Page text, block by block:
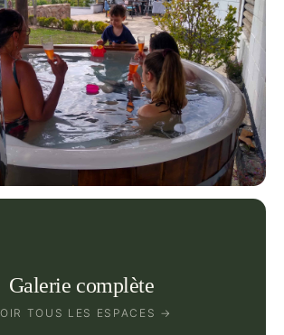
Galerie complète
TOUS LES ESPACES →